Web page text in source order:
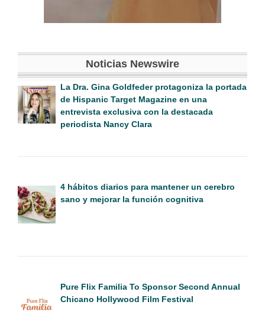
Noticias Newswire
La Dra. Gina Goldfeder protagoniza la portada
de Hispanic Target Magazine en una
entrevista exclusiva con la destacada
periodista Nancy Clara
4 hábitos diarios para mantener un cerebro
sano y mejorar la función cognitiva
Pure Flix Familia To Sponsor Second Annual
Chicano Hollywood Film Festival